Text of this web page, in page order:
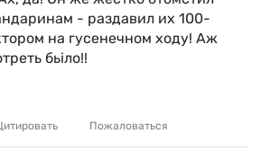
- раздавил их 100-
на гусенечном ходу! Аж
бьіло!!
Пожаловаться